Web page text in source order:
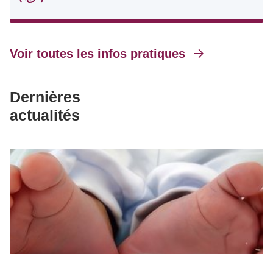
Voir toutes les infos pratiques
Dernières
actualités